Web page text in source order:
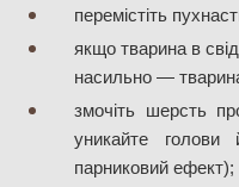
перемістіть
якщо тварина в
насильно —
змочіть шерсть
уникайте
парниковий ефект);